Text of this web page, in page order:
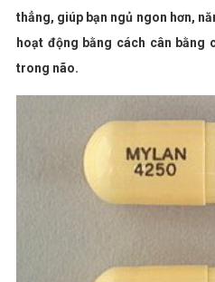
thẳng, giúp bạn ngủ ngon hơn,
hoạt động bằng cách cân bằng
trong não.